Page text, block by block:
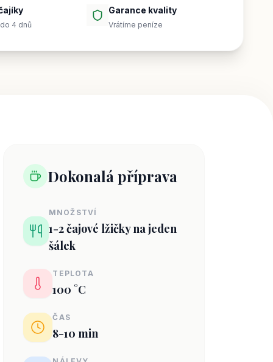
4 dnů
Garance kvality
Vrátíme peníze
Dokonalá příprava
MNOŽSTVÍ
1-2 čajové lžičky na jeden
šálek
TEPLOTA
100 °C
ČAS
8-10 min